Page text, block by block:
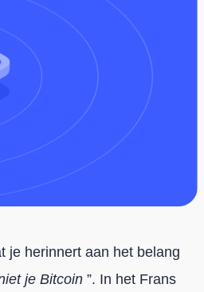
je herinnert aan het belang
je Bitcoin ”. In het Frans